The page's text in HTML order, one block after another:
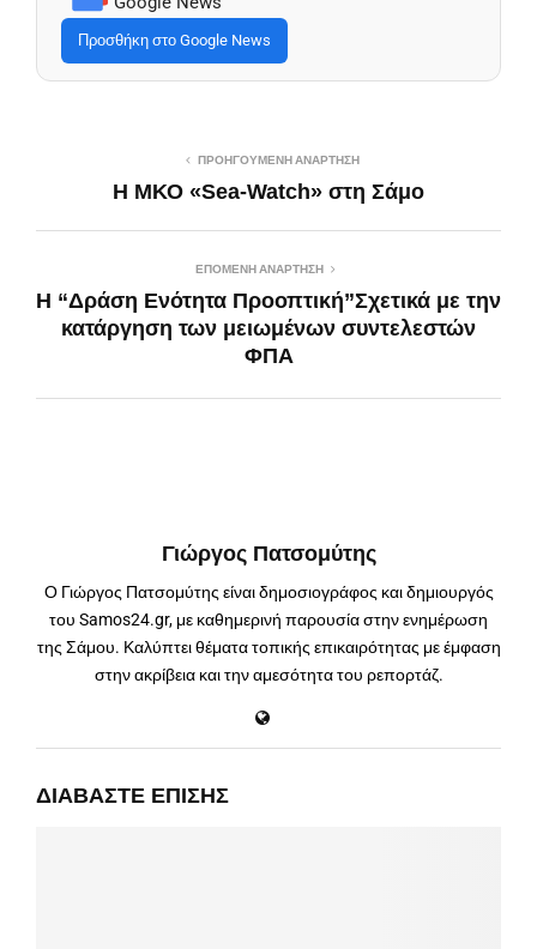
Προσθήκη στο Google News
ΠΡΟΗΓΟΎΜΕΝΗ ΑΝΆΡΤΗΣΗ
Η ΜΚΟ «Sea-Watch» στη Σάμο
ΕΠΌΜΕΝΗ ΑΝΆΡΤΗΣΗ
Η “Δράση Ενότητα Προοπτική”Σχετικά με την
κατάργηση των μειωμένων συντελεστών
ΦΠΑ
Γιώργος Πατσομύτης
Ο Γιώργος Πατσομύτης είναι δημοσιογράφος και δημιουργός
του Samos24.gr, με καθημερινή παρουσία στην ενημέρωση
της Σάμου. Καλύπτει θέματα τοπικής επικαιρότητας με έμφαση
στην ακρίβεια και την αμεσότητα του ρεπορτάζ.
ΔΙΑΒΆΣΤΕ ΕΠΊΣΗΣ